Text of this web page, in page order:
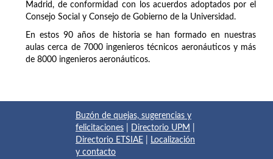
Madrid, de conformidad con los acuerdos adoptados por el
Consejo Social y Consejo de Gobierno de la Universidad.
En estos 90 años de historia se han formado en nuestras
aulas cerca de 7000 ingenieros técnicos aeronáuticos y más
de 8000 ingenieros aeronáuticos.
Buzón de quejas, sugerencias y
felicitaciones
Directorio UPM
Directorio ETSIAE
Localización
y contacto